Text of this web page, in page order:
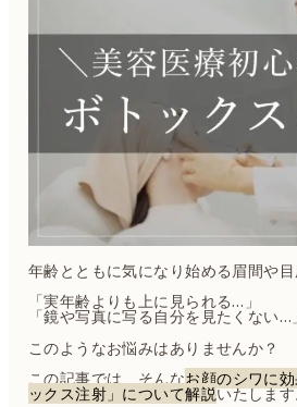
年齢とともに気になり始める眉間や目
「実年齢よりも上に見られる…」
「鏡や写真に写る自分を見たくない…」
このようなお悩みはありませんか？
この記事では、そんなお顔のシワに
ックス注射」について解説いたしま